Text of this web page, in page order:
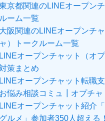
京都関連のLINEオープン
ーム一覧
大阪関連のLINEオープンチ
）トークルーム一覧
LINEオープンチャット（オ
策まとめ
LINEオープンチャット転職
悩み相談コミュ┃オプチャ
LINEオープンチャット紹介
ルメ」参加者350人超える